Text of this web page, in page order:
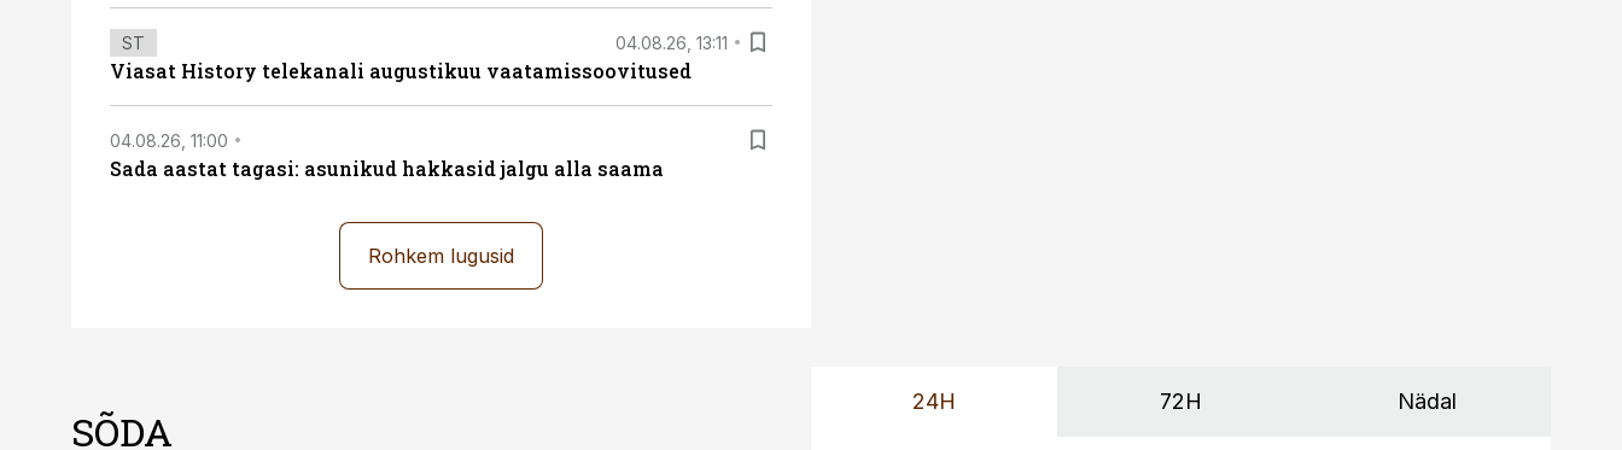
ST 04.08.26, 13:11
Viasat History telekanali augustikuu vaatamissoovitused
04.08.26, 11:00
Sada aastat tagasi: asunikud hakkasid jalgu alla saama
Rohkem lugusid
SÕDA
24H 72H Nädal